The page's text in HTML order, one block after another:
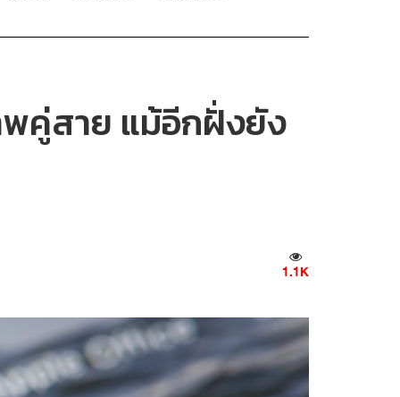
พคู่สาย แม้อีกฝั่งยัง
1.1K